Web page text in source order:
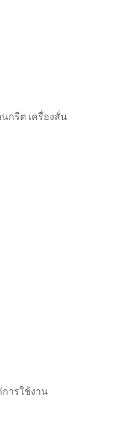
นกรีต เครื่องสั่น
ารใช้งาน